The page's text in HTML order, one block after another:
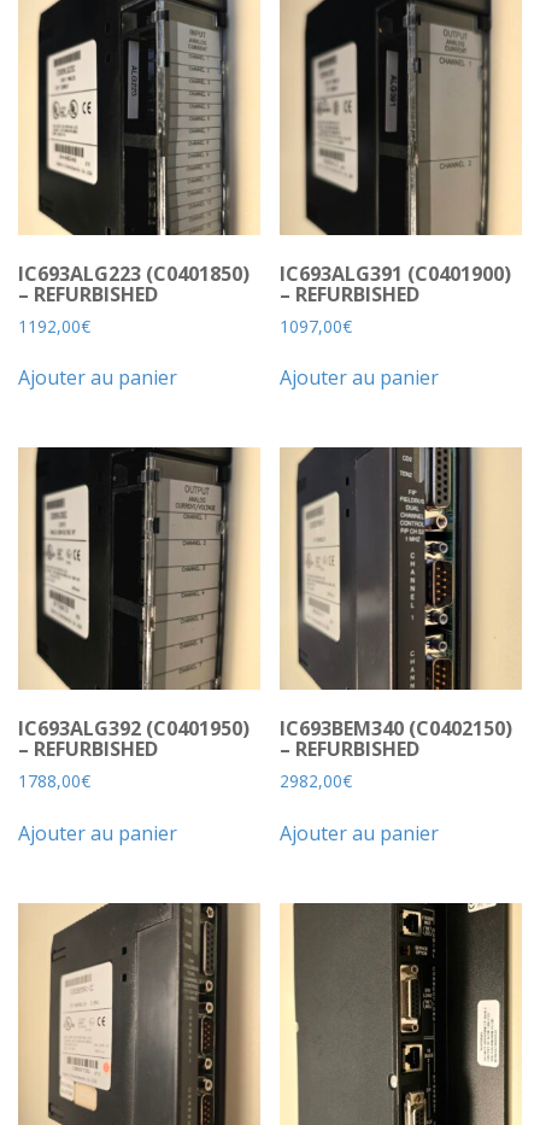
IC693ALG223 (C0401850)
– REFURBISHED
1192,00€
Ajouter au panier
IC693ALG391 (C0401900)
– REFURBISHED
1097,00€
Ajouter au panier
IC693ALG392 (C0401950)
– REFURBISHED
1788,00€
Ajouter au panier
IC693BEM340 (C0402150)
– REFURBISHED
2982,00€
Ajouter au panier